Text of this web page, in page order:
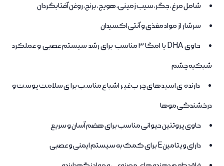
شامل مرغ، جگر، سیب زمینی، هویج، برنج، روغن آفتابگردان
سرشار از مواد مغذی و آنتی اکسیدان
حاوی DHA یا امگا 3 مناسب برای رشد سیستم عصبی و عملکرد
شبکیه چشم
دارنده ی اسید های چرب غیر اشباع مناسب برای سلامت پوست و
درخشندگی موها
حاوی پروتئین حیوانی مناسب برای هضم آسان و سریع
دارای ویتامین E برای کمک به سیستم ایمنی و عصبی